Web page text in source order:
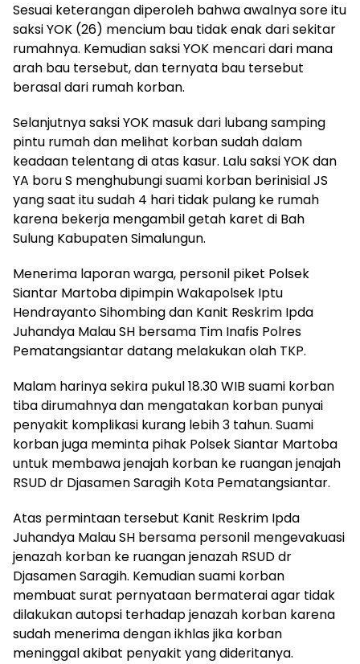
Sesuai keterangan diperoleh bahwa awalnya sore itu
saksi YOK (26) mencium bau tidak enak dari sekitar
rumahnya. Kemudian saksi YOK mencari dari mana
arah bau tersebut, dan ternyata bau tersebut
berasal dari rumah korban.
Selanjutnya saksi YOK masuk dari lubang samping
pintu rumah dan melihat korban sudah dalam
keadaan telentang di atas kasur. Lalu saksi YOK dan
YA boru S menghubungi suami korban berinisial JS
yang saat itu sudah 4 hari tidak pulang ke rumah
karena bekerja mengambil getah karet di Bah
Sulung Kabupaten Simalungun.
Menerima laporan warga, personil piket Polsek
Siantar Martoba dipimpin Wakapolsek Iptu
Hendrayanto Sihombing dan Kanit Reskrim Ipda
Juhandya Malau SH bersama Tim Inafis Polres
Pematangsiantar datang melakukan olah TKP.
Malam harinya sekira pukul 18.30 WIB suami korban
tiba dirumahnya dan mengatakan korban punyai
penyakit komplikasi kurang lebih 3 tahun. Suami
korban juga meminta pihak Polsek Siantar Martoba
untuk membawa jenajah korban ke ruangan jenajah
RSUD dr Djasamen Saragih Kota Pematangsiantar.
Atas permintaan tersebut Kanit Reskrim Ipda
Juhandya Malau SH bersama personil mengevakuasi
jenazah korban ke ruangan jenazah RSUD dr
Djasamen Saragih. Kemudian suami korban
membuat surat pernyataan bermaterai agar tidak
dilakukan autopsi terhadap jenazah korban karena
sudah menerima dengan ikhlas jika korban
meninggal akibat penyakit yang dideritanya.